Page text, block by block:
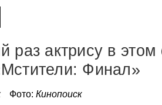
раз актрису в
Финал»
Фото: Кинопоиск